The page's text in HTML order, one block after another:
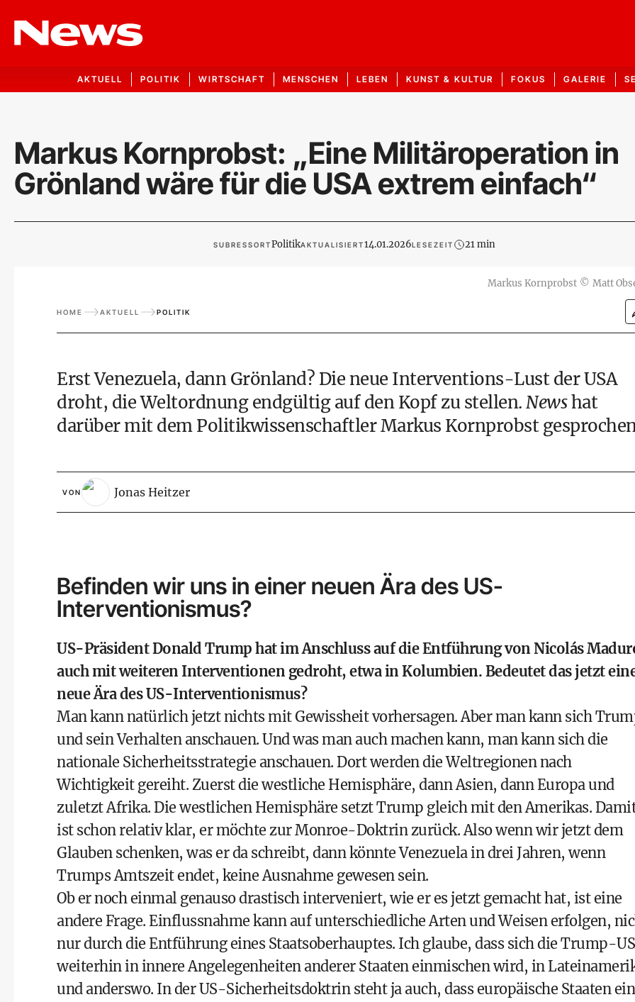
AKTUELL POLITIK WIRTSCHAFT MENSCHEN LEBEN KUNST & KULTUR FOKUS GALERIE
Markus Kornprobst: „Eine Militäroperation in
Grönland wäre für die USA extrem einfach“
SUBRESSORTPolitikAKTUALISIERT14.01.2026LESEZEIT 21 min
Markus Kornprobst © Matt
HOME AKTUELL POLITIK
Erst Venezuela, dann Grönland? Die neue Interventions-Lust der USA
droht, die Weltordnung endgültig auf den Kopf zu stellen.Newshat
darüber mit dem Politikwissenschaftler Markus Kornprobst
VON Jonas Heitzer
Befinden wir uns in einer neuen Ära des US-
Interventionismus?
US-Präsident Donald Trump hat im Anschluss auf die Entführung von Nicolás
auch mit weiteren Interventionen gedroht, etwa in Kolumbien. Bedeutet das jetzt
neue Ära des US-Interventionismus?
Man kann natürlich jetzt nichts mit Gewissheit vorhersagen. Aber man kann sich
und sein Verhalten anschauen. Und was man auch machen kann, man kann sich die
nationale Sicherheitsstrategie anschauen. Dort werden die Weltregionen nach
Wichtigkeit gereiht. Zuerst die westliche Hemisphäre, dann Asien, dann Europa und
zuletzt Afrika. Die westlichen Hemisphäre setzt Trump gleich mit den Amerikas.
ist schon relativ klar, er möchte zur Monroe-Doktrin zurück. Also wenn wir jetzt dem
Glauben schenken, was er da schreibt, dann könnte Venezuela in drei Jahren, wenn
Trumps Amtszeit endet, keine Ausnahme gewesen sein.
Ob er noch einmal genauso drastisch interveniert, wie er es jetzt gemacht hat, ist eine
andere Frage. Einflussnahme kann auf unterschiedliche Arten und Weisen erfolgen,
nur durch die Entführung eines Staatsoberhauptes. Ich glaube, dass sich die Trump-
weiterhin in innere Angelegenheiten anderer Staaten einmischen wird, in
und anderswo. In der US-Sicherheitsdoktrin steht ja auch, dass europäische Staaten